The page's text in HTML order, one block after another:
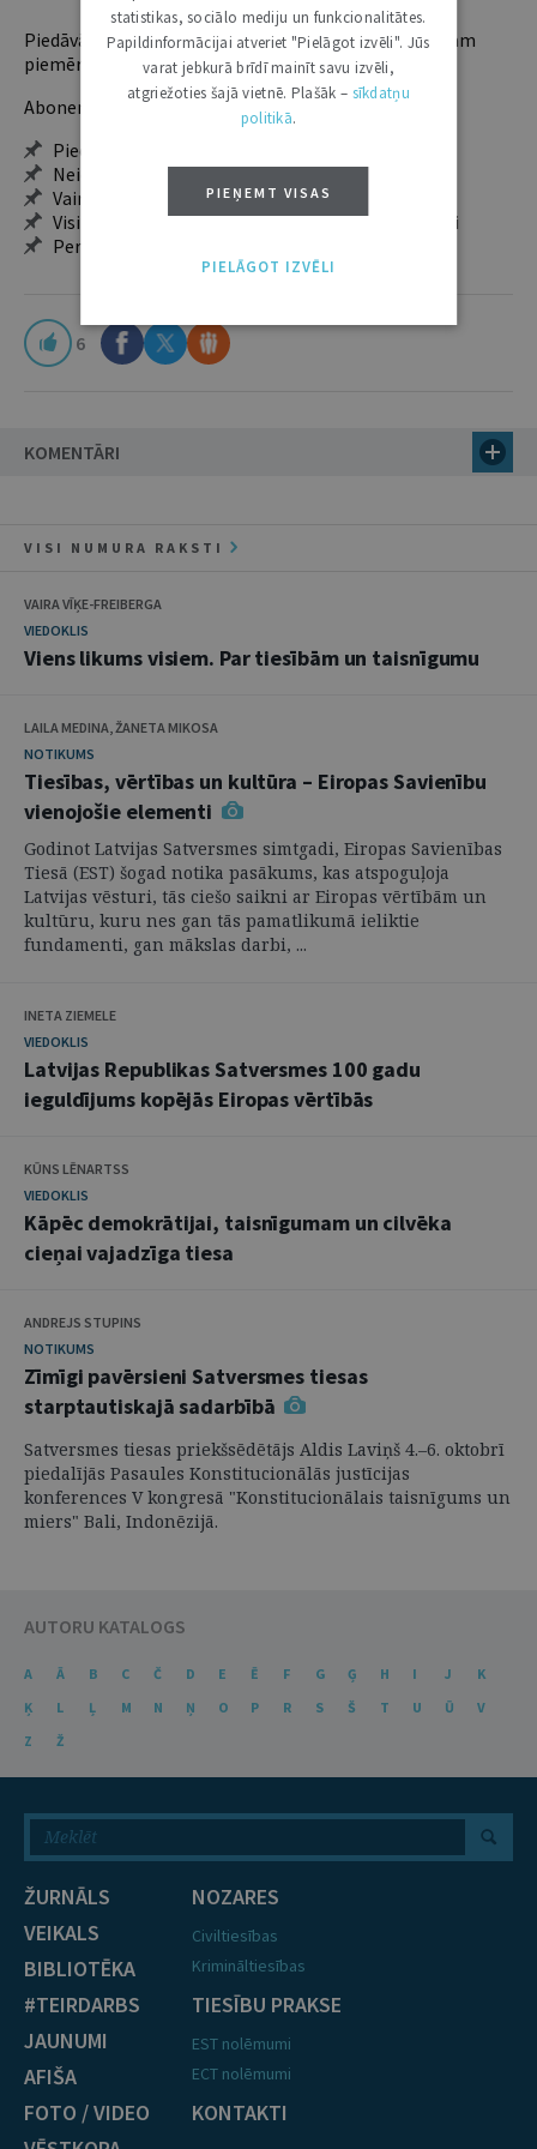
Piedāvājam trīs abonementu veidus. Vienam lietotājam
piemērotākais ir "Mazais" (3, 6 un 12 mēnešiem).
Abonentu ieguvumi:
Pieeja jaunākajam izdevumam
Neierobežota pieeja arhīvam – 24 h/7 d.
Vairāk nekā 18 000 rakstu un 2000 autoru
Visi tematiskie numuri un ikgadējie grāmatžurnāli
Personalizētās iespējas – piezīmes, citāti, mapes
6
KOMENTĀRI
VISI NUMURA RAKSTI
VAIRA VĪĶE-FREIBERGA
VIEDOKLIS
Viens likums visiem. Par tiesībām un taisnīgumu
LAILA MEDINA, ŽANETA MIKOSA
NOTIKUMS
Tiesības, vērtības un kultūra – Eiropas Savienību
vienojošie elementi
Godinot Latvijas Satversmes simtgadi, Eiropas Savienības
Tiesā (EST) šogad notika pasākums, kas atspoguļoja
Latvijas vēsturi, tās ciešo saikni ar Eiropas vērtībām un
kultūru, kuru nes gan tās pamatlikumā ieliktie
fundamenti, gan mākslas darbi, ...
INETA ZIEMELE
VIEDOKLIS
Latvijas Republikas Satversmes 100 gadu
ieguldījums kopējās Eiropas vērtībās
KŪNS LĒNARTSS
VIEDOKLIS
Kāpēc demokrātijai, taisnīgumam un cilvēka
cieņai vajadzīga tiesa
ANDREJS STUPINS
NOTIKUMS
Zīmīgi pavērsieni Satversmes tiesas
starptautiskajā sadarbībā
Satversmes tiesas priekšsēdētājs Aldis Laviņš 4.–6. oktobrī
piedalījās Pasaules Konstitucionālās justīcijas
konferences V kongresā "Konstitucionālais taisnīgums un
miers" Bali, Indonēzijā.
AUTORU KATALOGS
A Ā B C Č D E Ē F G Ģ H I J
K
Ķ
L Ļ M N Ņ O P R S Š T U Ū
V
Z
Ž
ŽURNĀLS
VEIKALS
BIBLIOTĒKA
#TEIRDARBS
JAUNUMI
AFIŠA
FOTO / VIDEO
NOZARES
Civiltiesības
Krimināltiesības
TIESĪBU PRAKSE
EST nolēmumi
ECT nolēmumi
KONTAKTI
statistikas, sociālo mediju un funkcionalitātes.
Papildinformācijai atveriet "Pielāgot izvēli". Jūs
varat jebkurā brīdī mainīt savu izvēli,
atgriežoties šajā vietnē. Plašāk – sīkdatņu
politikā.
PIEŅEMT VISAS
PIELĀGOT IZVĒLI